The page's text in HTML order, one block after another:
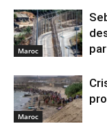
Maroc
Maroc